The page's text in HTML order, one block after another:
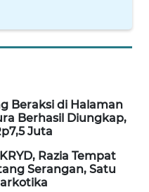
Beraksi di Halaman
Berhasil Diungkap,
Juta
Razia Tempat
Serangan, Satu